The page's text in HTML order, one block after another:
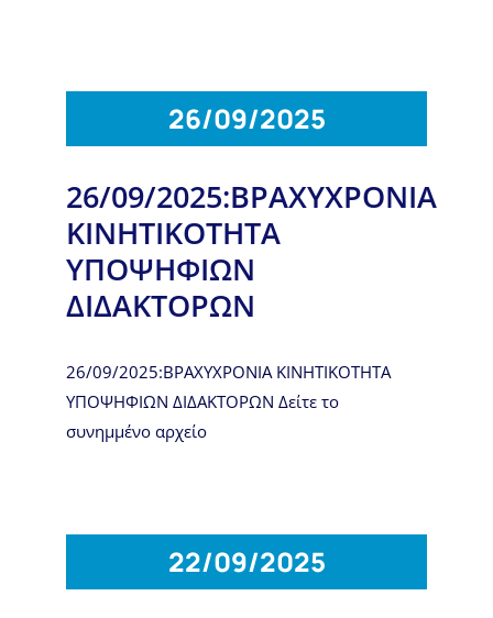
26/09/2025
26/09/2025:ΒΡΑΧΥΧΡΟΝΙΑ
ΚΙΝΗΤΙΚΟΤΗΤΑ
ΥΠΟΨΗΦΙΩΝ
ΔΙΔΑΚΤΟΡΩΝ
26/09/2025:ΒΡΑΧΥΧΡΟΝΙΑ ΚΙΝΗΤΙΚΟΤΗΤΑ
ΥΠΟΨΗΦΙΩΝ ΔΙΔΑΚΤΟΡΩΝ Δείτε το
συνημμένο αρχείο
22/09/2025